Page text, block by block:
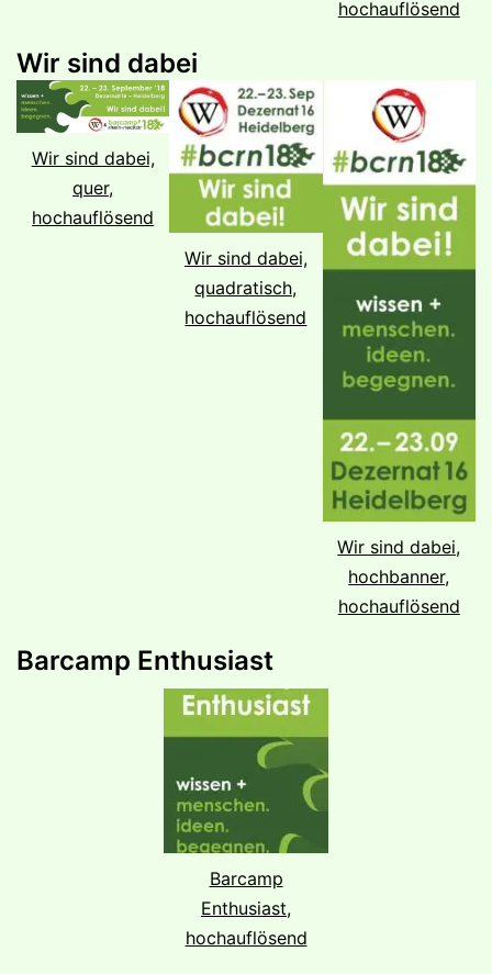
hochauflösend
Wir sind dabei
Wir sind dabei,
quer,
hochauflösend
Wir sind dabei,
quadratisch,
hochauflösend
Wir sind dabei,
hochbanner,
hochauflösend
Barcamp Enthusiast
Barcamp
Enthusiast,
hochauflösend